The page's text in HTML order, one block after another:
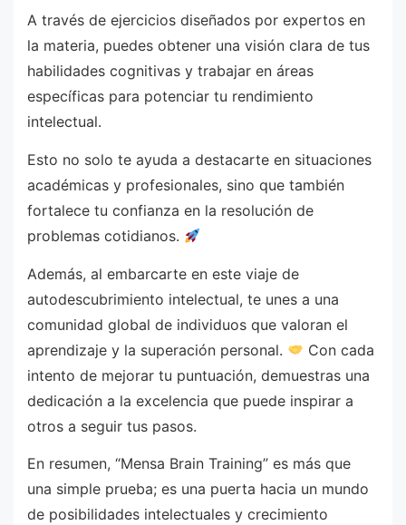
A través de ejercicios diseñados por expertos en
la materia, puedes obtener una visión clara de tus
habilidades cognitivas y trabajar en áreas
específicas para potenciar tu rendimiento
intelectual.
Esto no solo te ayuda a destacarte en situaciones
académicas y profesionales, sino que también
fortalece tu confianza en la resolución de
problemas cotidianos.
Además, al embarcarte en este viaje de
autodescubrimiento intelectual, te unes a una
comunidad global de individuos que valoran el
aprendizaje y la superación personal.
Con cada
intento de mejorar tu puntuación, demuestras una
dedicación a la excelencia que puede inspirar a
otros a seguir tus pasos.
En resumen, “Mensa Brain Training” es más que
una simple prueba; es una puerta hacia un mundo
de posibilidades intelectuales y crecimiento